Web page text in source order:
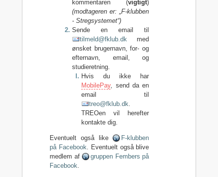
kommentaren (vigtigt)
(modtageren er: „F-klubben
- Stregsystemet“)
Sende en email til
tilmeld@fklub.dkmed
ønsket brugernavn, for- og
efternavn, email, og
studieretning.
Hvis du ikke har
MobilePay, send da en
email til
treo@fklub.dk.
TREOen vil herefter
kontakte dig.
Eventuelt også like
F-klubben
på Facebook. Eventuelt også blive
medlem af
gruppen Fembers på
Facebook.